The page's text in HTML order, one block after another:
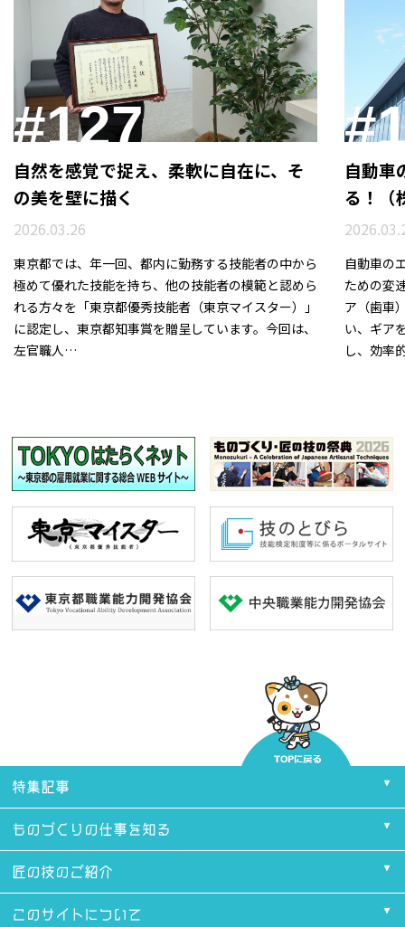
#127
自然を感覚で捉え、柔軟に自在に、そ
の美を壁に描く
2026.03.26
東京都では、年一回、都内に勤務する技能者の中から
極めて優れた技能を持ち、他の技能者の模範と認めら
れる方々を「東京都優秀技能者（東京マイスター）」
に認定し、東京都知事賞を贈呈しています。今回は、
左官職人…
自動車
る！（
自動車の
ための変
ア（歯車
い、ギア
し、効率
特集記事
ものづくりの仕事を知る
匠の技のご紹介
このサイトについて